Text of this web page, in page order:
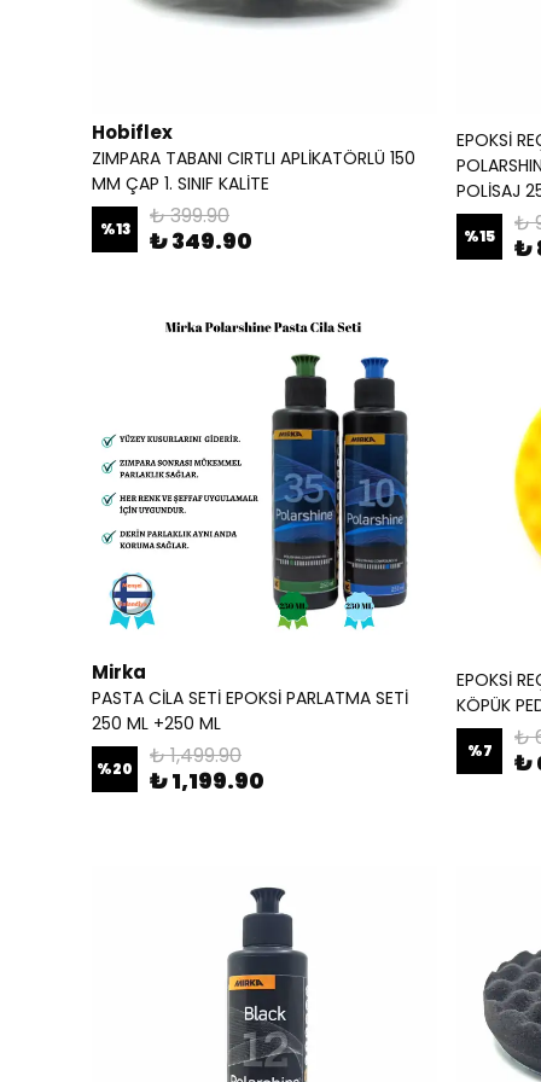
Hobiflex
ZIMPARA TABANI CIRTLI APLİKATÖRLÜ 150
MM ÇAP 1. SINIF KALİTE
%13 ₺ 399.90
₺ 349.90
EPOKSİ
POLİSAJ
%15 ₺
₺
Mirka
PASTA CİLA SETİ EPOKSİ PARLATMA SETİ
250 ML +250 ML
%20 ₺ 1,499.90
₺ 1,199.90
EPOKSİ
KÖPÜK
%7 ₺
₺